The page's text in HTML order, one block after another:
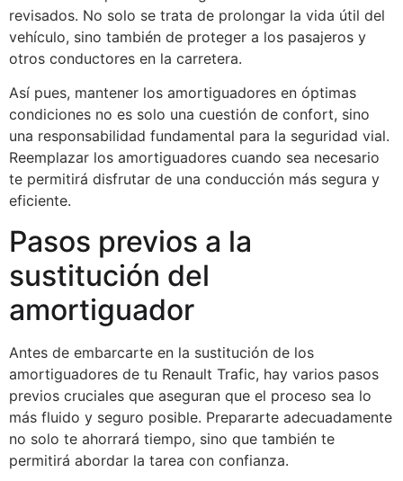
revisados. No solo se trata de prolongar la vida útil del
vehículo, sino también de proteger a los pasajeros y
otros conductores en la carretera.
Así pues, mantener los amortiguadores en óptimas
condiciones no es solo una cuestión de confort, sino
una responsabilidad fundamental para la seguridad vial.
Reemplazar los amortiguadores cuando sea necesario
te permitirá disfrutar de una conducción más segura y
eficiente.
Pasos previos a la
sustitución del
amortiguador
Antes de embarcarte en la sustitución de los
amortiguadores de tu Renault Trafic, hay varios pasos
previos cruciales que aseguran que el proceso sea lo
más fluido y seguro posible. Prepararte adecuadamente
no solo te ahorrará tiempo, sino que también te
permitirá abordar la tarea con confianza.